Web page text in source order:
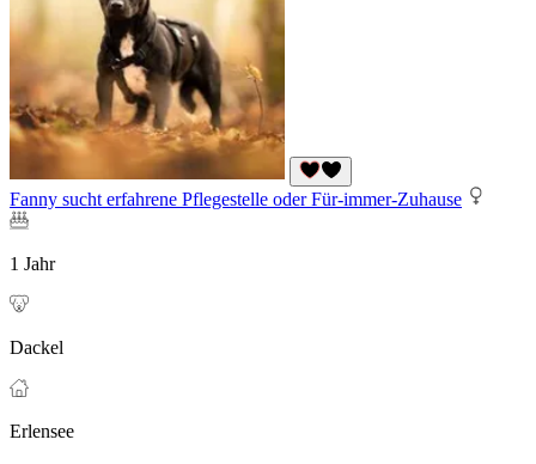
Fanny sucht erfahrene Pflegestelle oder Für-immer-Zuhause
1 Jahr
Dackel
Erlensee